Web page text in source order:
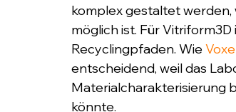
komplex gestaltet
möglich ist. Für
Recyclingpfaden. Wie
entscheidend, weil das
Materialcharakterisierung
könnte.